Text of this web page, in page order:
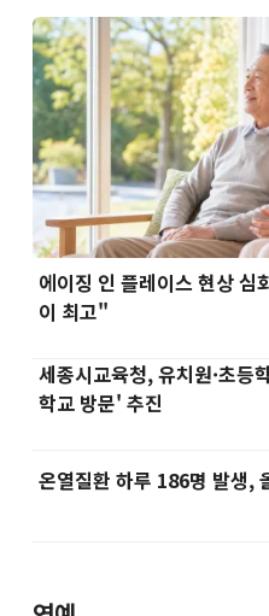
에이징 인 플레이스 현상
이 최고"
세종시교육청, 유치원·초등
학교 방문' 추진
온열질환 하루 186명 발생,